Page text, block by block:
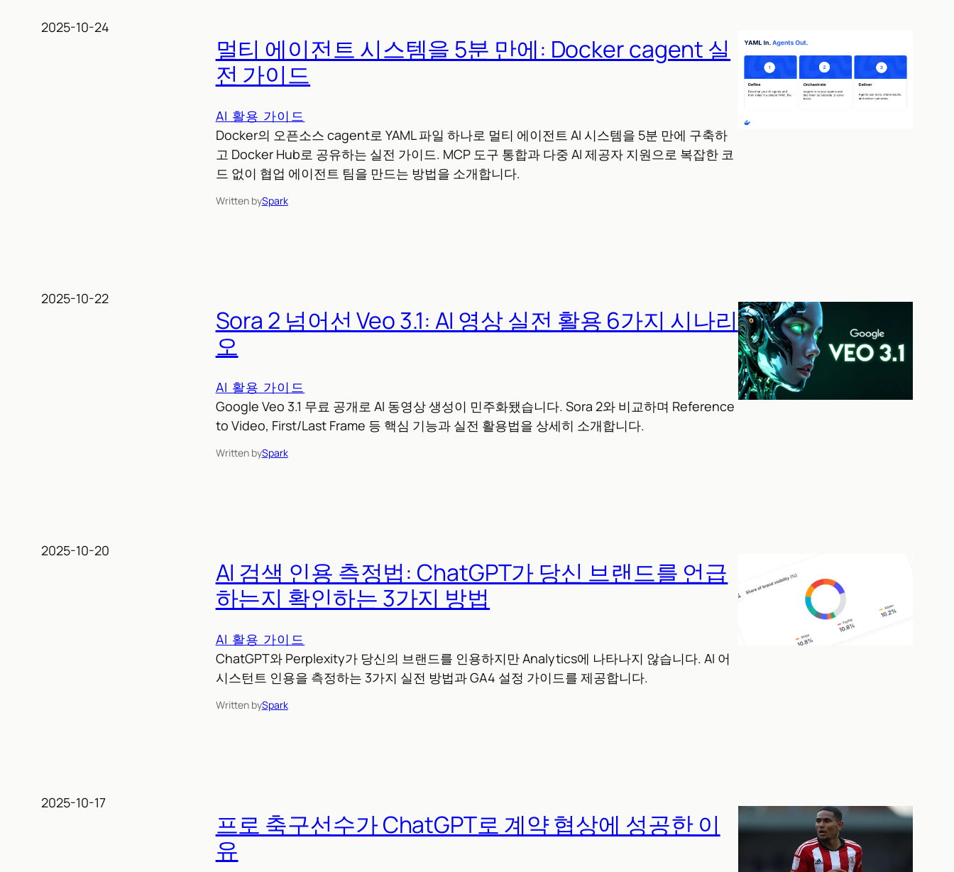
2025-10-24
멀티 에이전트 시스템을 5분 만에: Docker cagent 실
전 가이드
AI 활용 가이드
Docker의 오픈소스 cagent로 YAML 파일 하나로 멀티 에이전트 AI 시스템을 5분 만에 구축하
고 Docker Hub로 공유하는 실전 가이드. MCP 도구 통합과 다중 AI 제공자 지원으로 복잡한 코
드 없이 협업 에이전트 팀을 만드는 방법을 소개합니다.
Written bySpark
2025-10-22
Sora 2 넘어선 Veo 3.1: AI 영상 실전 활용 6가지 시나리
오
AI 활용 가이드
Google Veo 3.1 무료 공개로 AI 동영상 생성이 민주화됐습니다. Sora 2와 비교하며 Reference
to Video, First/Last Frame 등 핵심 기능과 실전 활용법을 상세히 소개합니다.
Written bySpark
2025-10-20
AI 검색 인용 측정법: ChatGPT가 당신 브랜드를 언급
하는지 확인하는 3가지 방법
AI 활용 가이드
ChatGPT와 Perplexity가 당신의 브랜드를 인용하지만 Analytics에 나타나지 않습니다. AI 어
시스턴트 인용을 측정하는 3가지 실전 방법과 GA4 설정 가이드를 제공합니다.
Written bySpark
2025-10-17
프로 축구선수가 ChatGPT로 계약 협상에 성공한 이
유